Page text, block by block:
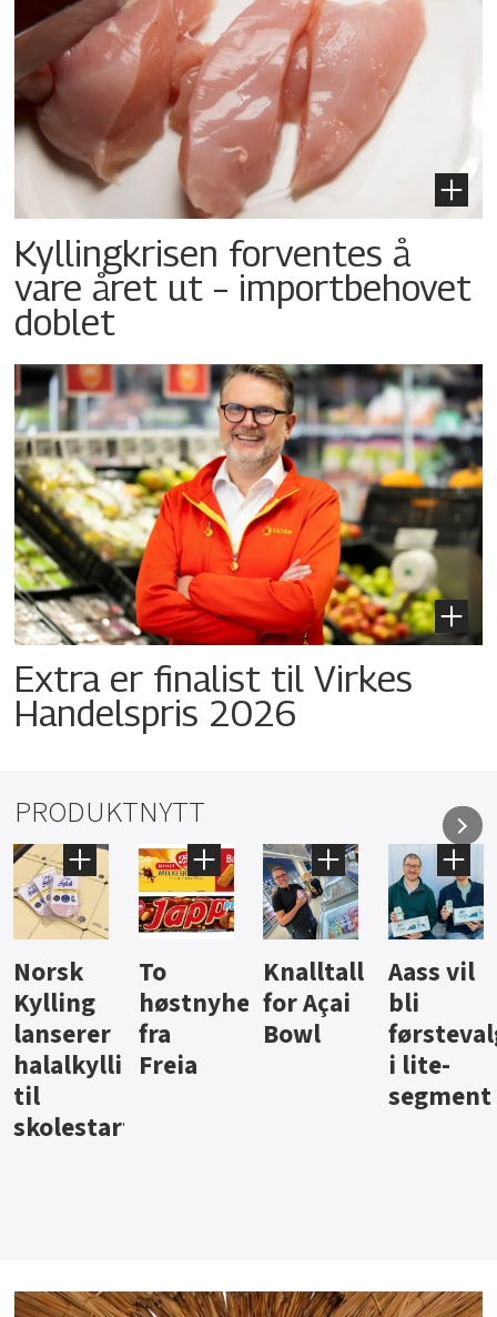
Kyllingkrisen forventes å
vare året ut – importbehovet
doblet
Extra er finalist til Virkes
Handelspris 2026
PRODUKTNYTT
Knalltall
for Açai
Bowl
Aass vil
bli
førstevalg
i lite-
Brus og
jus fra
Berentsen
Hard
iste fra
Hansa